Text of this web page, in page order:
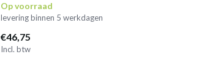
Op voorraad
levering binnen 5 werkdagen
€46,75
Incl. btw